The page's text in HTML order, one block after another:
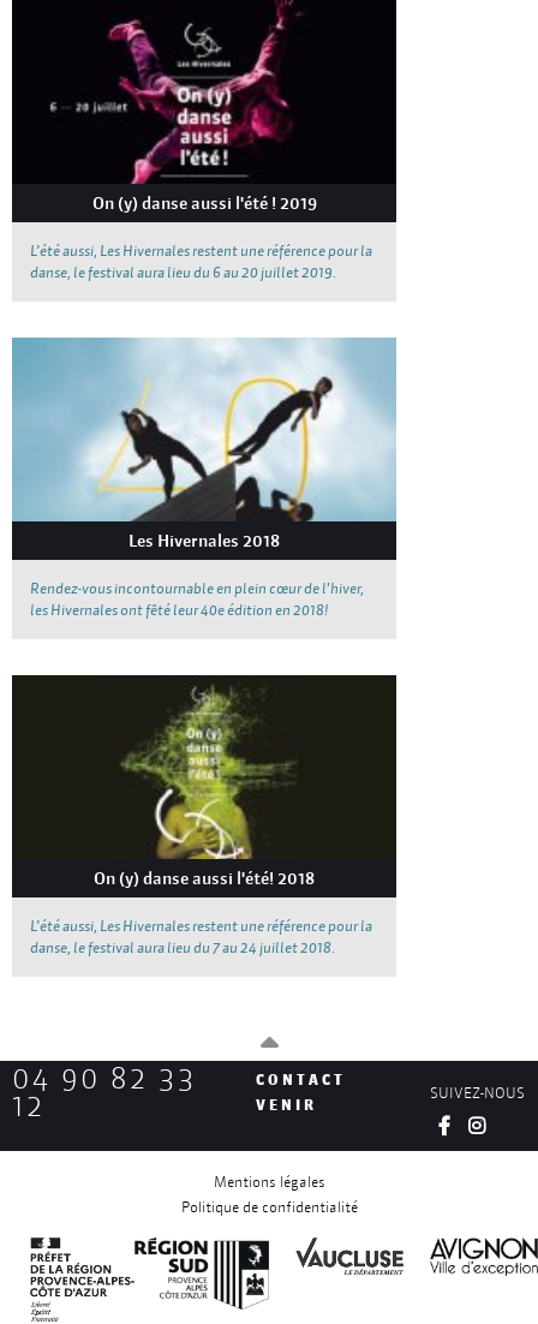
On (y) danse aussi l'été ! 2019
L’été aussi, Les Hivernales restent une référence pour la
danse, le festival aura lieu du 6 au 20 juillet 2019.
Les Hivernales 2018
Rendez-vous incontournable en plein cœur de l'hiver,
les Hivernales ont fêté leur 40e édition en 2018!
On (y) danse aussi l'été! 2018
L’été aussi, Les Hivernales restent une référence pour la
danse, le festival aura lieu du 7 au 24 juillet 2018.
04 90 82 33
12
CONTACT
VENIR
SUIVEZ-NOUS
Mentions légales
Politique de confidentialité